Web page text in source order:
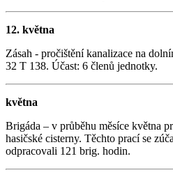
12. května
Zásah - pročištění kanalizace na
32 T 138. Účast: 6 členů jednotky.
května
Brigáda – v průběhu měsíce května
hasičské cisterny. Těchto prací se
odpracovali 121 brig. hodin.